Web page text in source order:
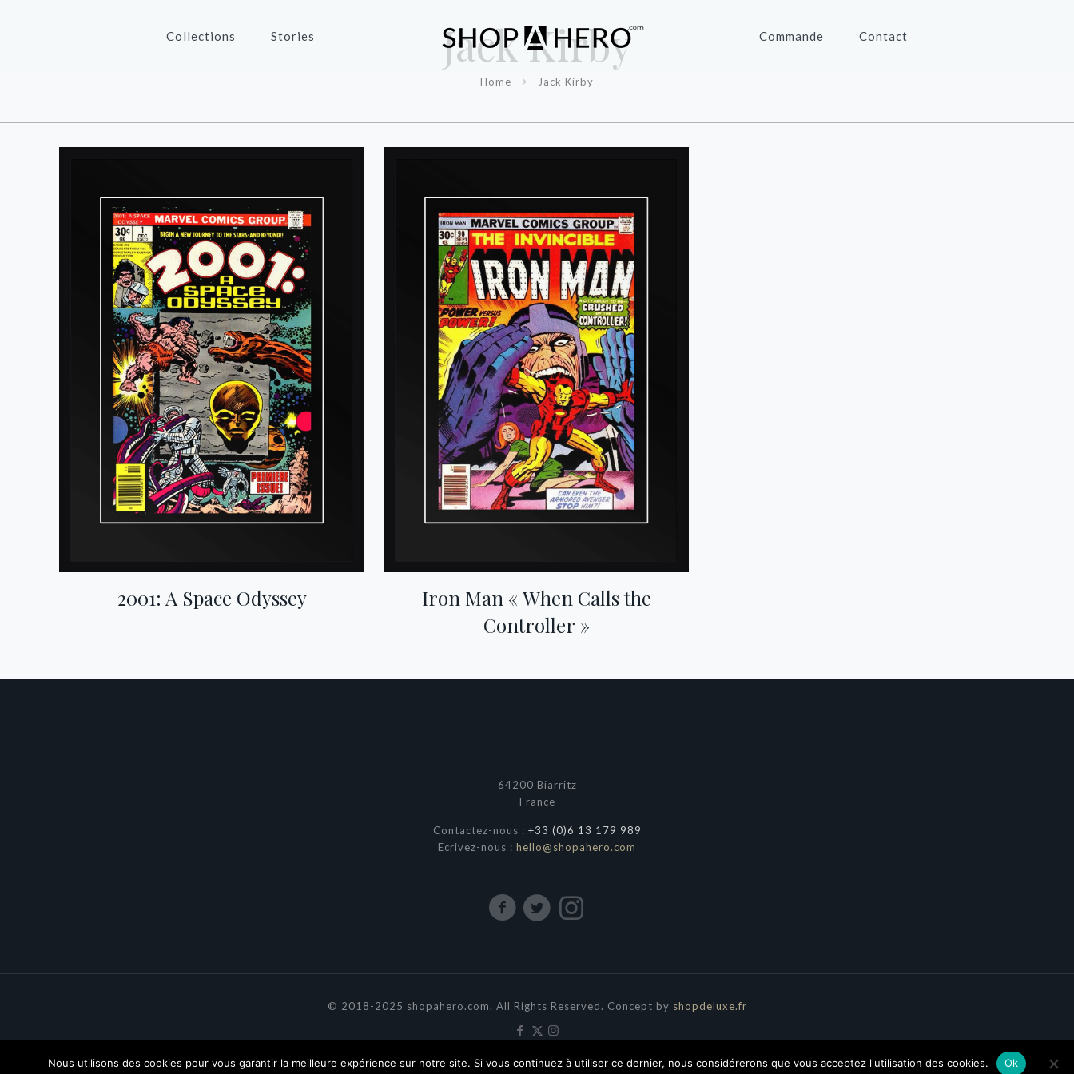
Collections Stories Commande Contact
Jack Kirby
Home Jack Kirby
2001: A Space Odyssey
Iron Man « When Calls the
Controller »
64200 Biarritz
France
Contactez-nous : +33 (0)6 13 179 989
Ecrivez-nous : hello@shopahero.com
© 2018-2025 shopahero.com. All Rights Reserved. Concept by shopdeluxe.fr
Nous utilisons des cookies pour vous garantir la meilleure expérience sur notre site. Si vous continuez à utiliser ce dernier, nous considérerons que vous acceptez l'utilisation des cookies. Ok